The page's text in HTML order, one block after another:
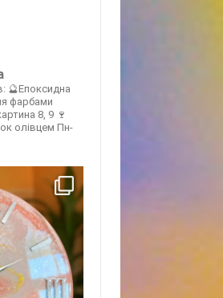
🔮Епоксидна
фарбами
8, 9 🍷
олівцем Пн-